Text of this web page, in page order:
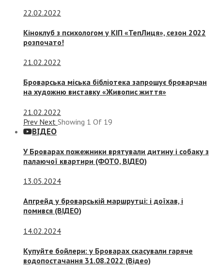
22.02.2022
Кіноклуб з психологом у КІП «ТепЛиця», сезон 2022
розпочато!
21.02.2022
Броварська міська бібліотека запрошує броварчан
на художню виставку «Живопис життя»
21.02.2022
Prev Next Showing 1 Of 19
ВІДЕО
У Броварах пожежники врятували дитину і собаку з
палаючої квартири (ФОТО, ВІДЕО)
13.05.2024
Апгрейд у броварській маршрутці: і доїхав, і
помився (ВІДЕО)
14.02.2024
Купуйте бойлери: у Броварах скасували гаряче
водопостачання 31.08.2022 (Відео)